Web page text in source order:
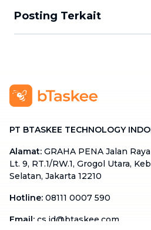
Posting Terkait
PT BTASKEE TECHNOLOGY
Alamat: GRAHA PENA Jalan
Lt. 9, RT.1/RW.1, Grogol Utara,
Selatan, Jakarta 12210
Hotline: 08111 0007 590
Email: cs.id@btaskee.com